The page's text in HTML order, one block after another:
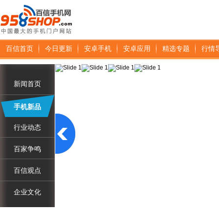
百信首页 今日更新 安卓手机 安卓应用 精选专题 行情
新闻首页
手机新品
行业动态
百家争鸣
百信观点
企业文化